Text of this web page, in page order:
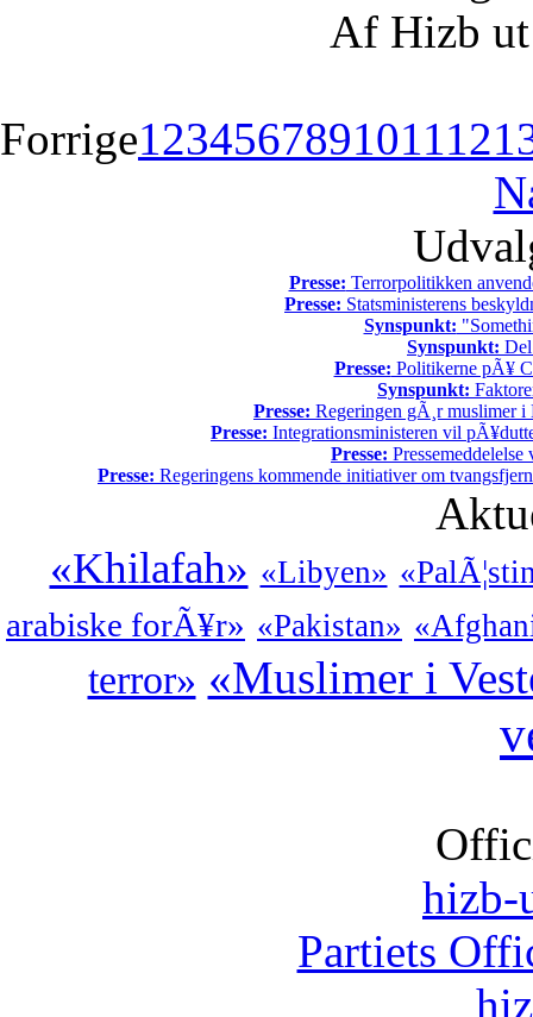
Af Hizb
Forrige123456789101112
Presse: Terrorpolitikken
Presse: Statsministerens
Synspunkt:
Synspunkt:
Presse: Politikerne pÃ¥
Synspunkt:
Presse: Regeringen gÃ¸r muslimer
Presse: Integrationsministeren vil
Presse:
Presse: Regeringens kommende initiativer om
«Khilafah» «Libyen»
arabiske forÃ¥r» «Pakistan»
terror» «Muslimer i
hizb-
Partiets